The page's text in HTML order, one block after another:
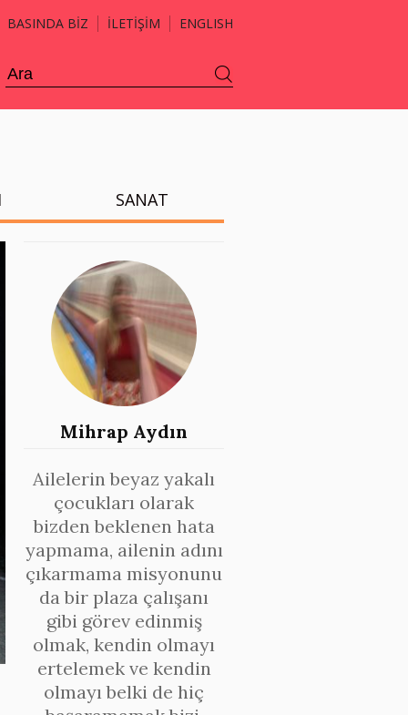
BASINDA BİZ İLETİŞİM ENGLISH
SANAT
Mihrap Aydın
Ailelerin beyaz yakalı
çocukları olarak
bizden beklenen hata
yapmama, ailenin adını
çıkarmama misyonunu
da bir plaza çalışanı
gibi görev edinmiş
olmak, kendin olmayı
ertelemek ve kendin
olmayı belki de hiç